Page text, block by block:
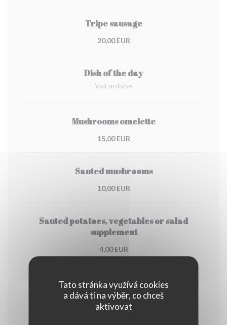
Tato stránka využívá cookies
a dává ti na výběr, co chceš
aktivovat
Tripe sausage
20,00 EUR
Dish of the day
Voir ardoise
Mushrooms omelette
15,00 EUR
Sauted mushrooms
10,00 EUR
Sauted potatoes, vegetables or salad
supplement
4,00 EUR
Cheese